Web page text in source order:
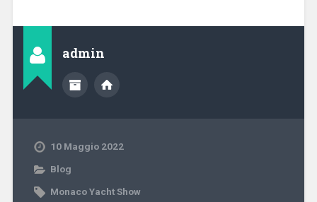
admin
10 Maggio 2022
Blog
Monaco Yacht Show